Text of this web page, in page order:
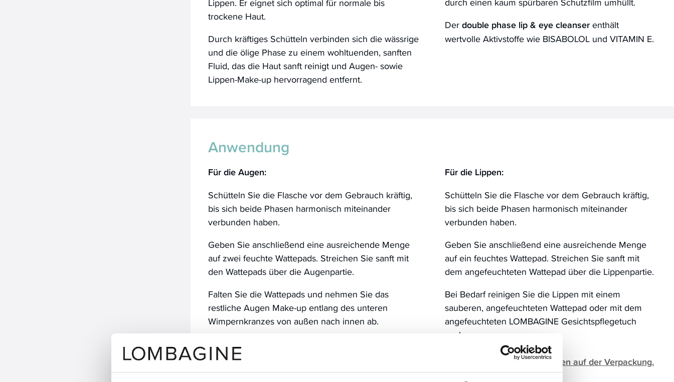
Lippen. Er eignet sich optimal für normale bis
trockene Haut.
Durch kräftiges Schütteln verbinden sich die wässrige
und die ölige Phase zu einem wohltuenden, sanften
Fluid, das die Haut sanft reinigt und Augen- sowie
Lippen-Make-up hervorragend entfernt.
Der double phase lip & eye cleanser enthält
wertvolle Aktivstoffe wie BISABOLOL und VITAMIN E.
Anwendung
Für die Augen:
Schütteln Sie die Flasche vor dem Gebrauch kräftig,
bis sich beide Phasen harmonisch miteinander
verbunden haben.
Geben Sie anschließend eine ausreichende Menge
auf zwei feuchte Wattepads. Streichen Sie sanft mit
den Wattepads über die Augenpartie.
Falten Sie die Wattepads und nehmen Sie das
restliche Augen Make-up entlang des unteren
Wimpernkranzes von außen nach innen ab.
Bei Bedarf reinigen Sie die Augen in gleicher Weise
mit zwei sauberen, angefeuchteten Wattepads oder
mit dem angefeuchteten LOMBAGINE
Für die Lippen:
Schütteln Sie die Flasche vor dem Gebrauch kräftig,
bis sich beide Phasen harmonisch miteinander
verbunden haben.
Geben Sie anschließend eine ausreichende Menge
auf ein feuchtes Wattepad. Streichen Sie sanft mit
dem angefeuchteten Wattepad über die Lippenpartie.
Bei Bedarf reinigen Sie die Lippen mit einem
sauberen, angefeuchteten Wattepad oder mit dem
angefeuchteten LOMBAGINE Gesichtspflegetuch
nach.
Mehr Information zu Hinweisen auf der Verpackung.